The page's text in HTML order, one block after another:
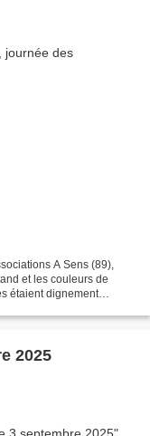
A Sens (89),
et les couleurs de
étaient dignement
2025